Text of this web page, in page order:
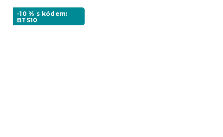
-10 % s kódem:
BTS10